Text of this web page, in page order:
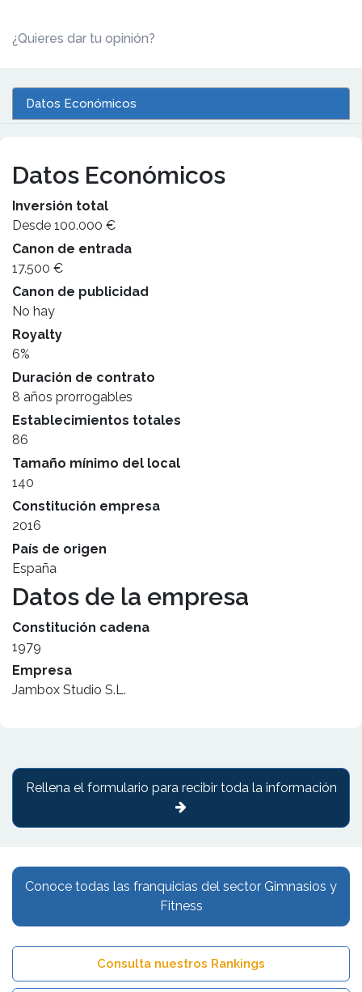
¿Quieres dar tu opinión?
Datos Económicos
Datos Económicos
Inversión total
Desde 100.000 €
Canon de entrada
17.500 €
Canon de publicidad
No hay
Royalty
6%
Duración de contrato
8 años prorrogables
Establecimientos totales
86
Tamaño mínimo del local
140
Constitución empresa
2016
País de origen
España
Datos de la empresa
Constitución cadena
1979
Empresa
Jambox Studio S.L.
Conoce todas las franquicias del sector Gimnasios y
Fitness
Consulta nuestros Rankings